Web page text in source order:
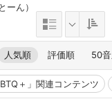
ん）
人気順 評価順 50
＋」関連コンテンツ